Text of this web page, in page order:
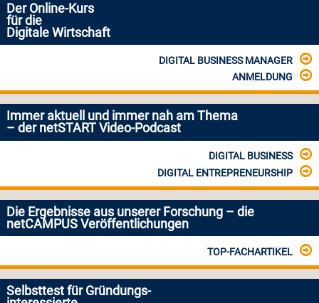
Der Online-Kurs
für die
Digitale Wirtschaft
DIGITAL BUSINESS MANAGER
ANMELDUNG
Immer aktuell und immer nah am Thema
– der netSTART Video-Podcast
DIGITAL BUSINESS
DIGITAL ENTREPRENEURSHIP
Die Ergebnisse aus unserer Forschung – die
netCAMPUS Veröffentlichungen
TOP-FACHARTIKEL
Selbsttest für Gründungs-